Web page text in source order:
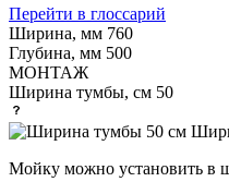
Перейти в глоссарий
Ширина, мм 760
Глубина, мм 500
МОНТАЖ
Ширина тумбы, см 50
Мойку можно установить в